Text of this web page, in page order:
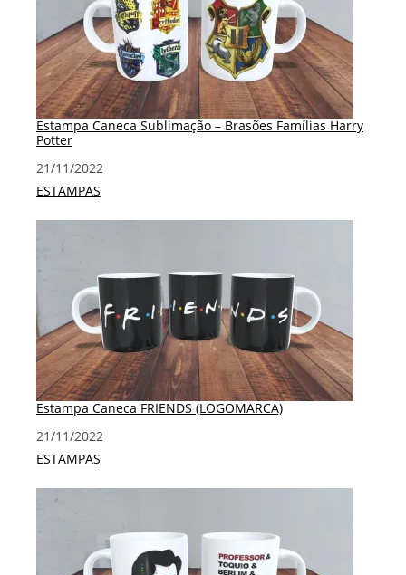
Estampa Caneca Sublimação – Brasões Famílias Harry
Potter
Data
21/11/2022
Em relação a
ESTAMPAS
Estampa Caneca FRIENDS (LOGOMARCA)
Data
21/11/2022
Em relação a
ESTAMPAS